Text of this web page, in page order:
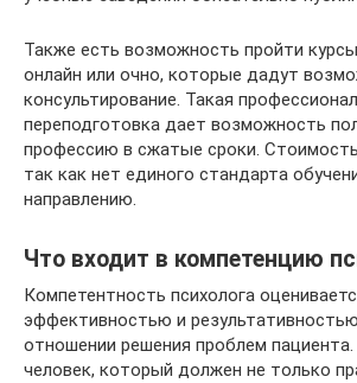
Также есть возможность пройти
онлайн или очно, которые дадут
консультирование. Такая
переподготовка дает возможность
профессию в сжатые сроки. Стоимость
так как нет единого стандарта
направлению.
Что входит в компетенцию
Компетентность психолога
эффективностью и
отношении решения проблем
человек, который должен не только